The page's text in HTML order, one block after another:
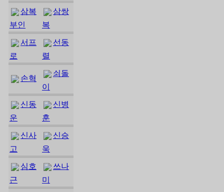
삼복
부인
삼쌍
복
서프
로
선동
렬
손혁
쇠돌
이
신동
운
신병
훈
신사
고
신승
욱
심호
근
쓰나
미